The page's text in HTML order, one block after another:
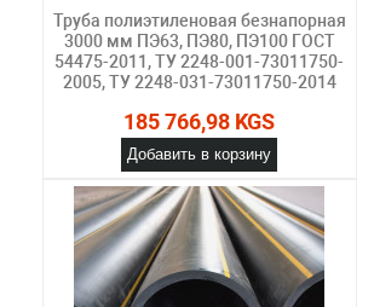
Труба полиэтиленовая безнапорная
3000 мм ПЭ63, ПЭ80, ПЭ100 ГОСТ
54475-2011, ТУ 2248-001-73011750-
2005, ТУ 2248-031-73011750-2014
185 766,98 KGS
Добавить в корзину